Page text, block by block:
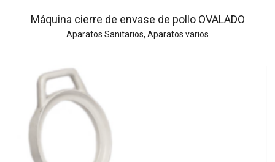
Máquina cierre de envase de pollo OVALADO
Aparatos Sanitarios, Aparatos varios